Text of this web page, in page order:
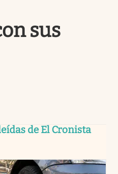
sus
de El Cronista